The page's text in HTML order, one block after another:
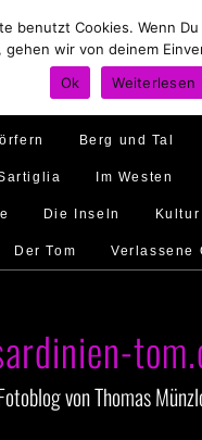
Traumstrände
di Orosei Im Norden
Murales Ambiente
Berg und Tal
Im Westen
Die Inseln Kultur
Der Tom Verlassene
von Thomas
benutzt Cookies. Wenn
gehen wir von deinem
Ok
Weiterlesen